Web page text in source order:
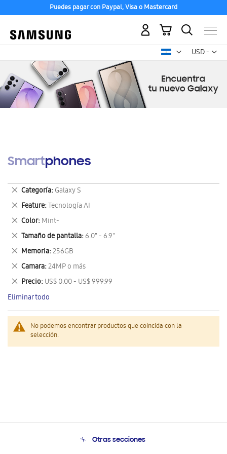
Puedes pagar con Paypal, Visa o Mastercard
USD -
dólar
Mi carrito
Smartphones
No podemos encontrar productos que coincida con la
selección.
Categoría Galaxy S
Eliminar
este
artículo
Feature Tecnología AI
Eliminar
este
artículo
Color Mint-
Eliminar
este
artículo
Tamaño de pantalla 6.0" - 6.9"
Eliminar
este
artículo
Memoria 256GB
Eliminar
este
artículo
Camara 24MP o más
Eliminar
este
artículo
Precio US$ 0.00 - US$ 999.99
Eliminar
este
artículo
Eliminar todo
Otras secciones